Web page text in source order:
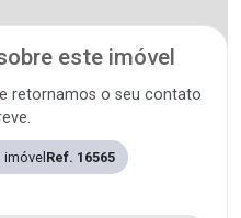
este imóvel
retornamos o seu contato
imóvelRef. 16565